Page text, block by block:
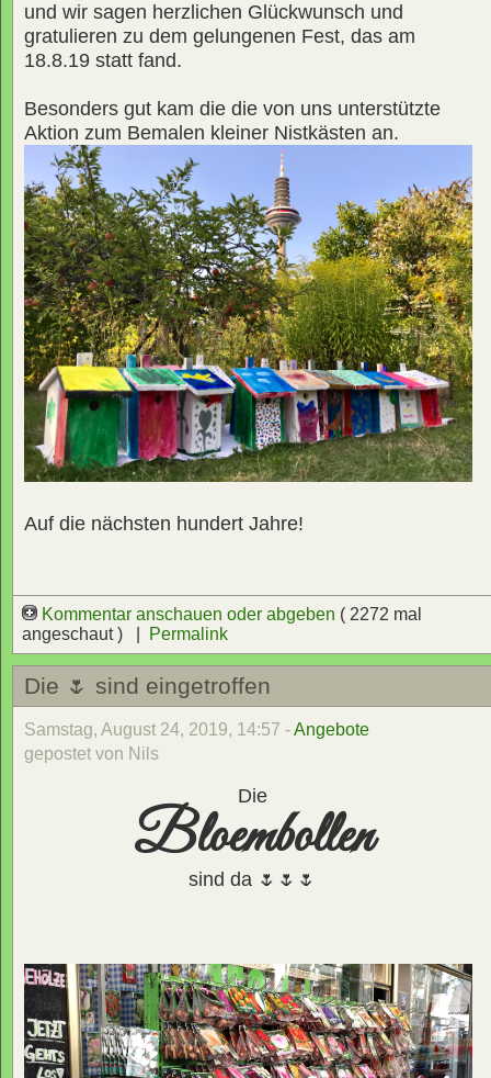
und wir sagen herzlichen Glückwunsch und
gratulieren zu dem gelungenen Fest, das am
18.8.19 statt fand.
Besonders gut kam die die von uns unterstützte
Aktion zum Bemalen kleiner Nistkästen an.
Auf die nächsten hundert Jahre!
Kommentar anschauen oder abgeben ( 2272 mal
angeschaut ) |
Permalink
Die 🌷 sind eingetroffen
Samstag, August 24, 2019, 14:57 -Angebote
gepostet von Nils
Die
Bloembollen
sind da 🌷🌷🌷